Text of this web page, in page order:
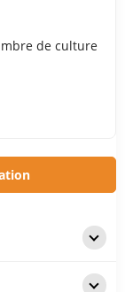
de culture